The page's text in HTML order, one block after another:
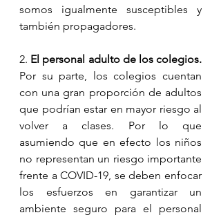
somos igualmente susceptibles y
también propagadores.
2. El personal adulto de los colegios.
Por su parte, los colegios cuentan
con una gran proporción de adultos
que podrían estar en mayor riesgo al
volver a clases. Por lo que
asumiendo que en efecto los niños
no representan un riesgo importante
frente a COVID-19, se deben enfocar
los esfuerzos en garantizar un
ambiente seguro para el personal